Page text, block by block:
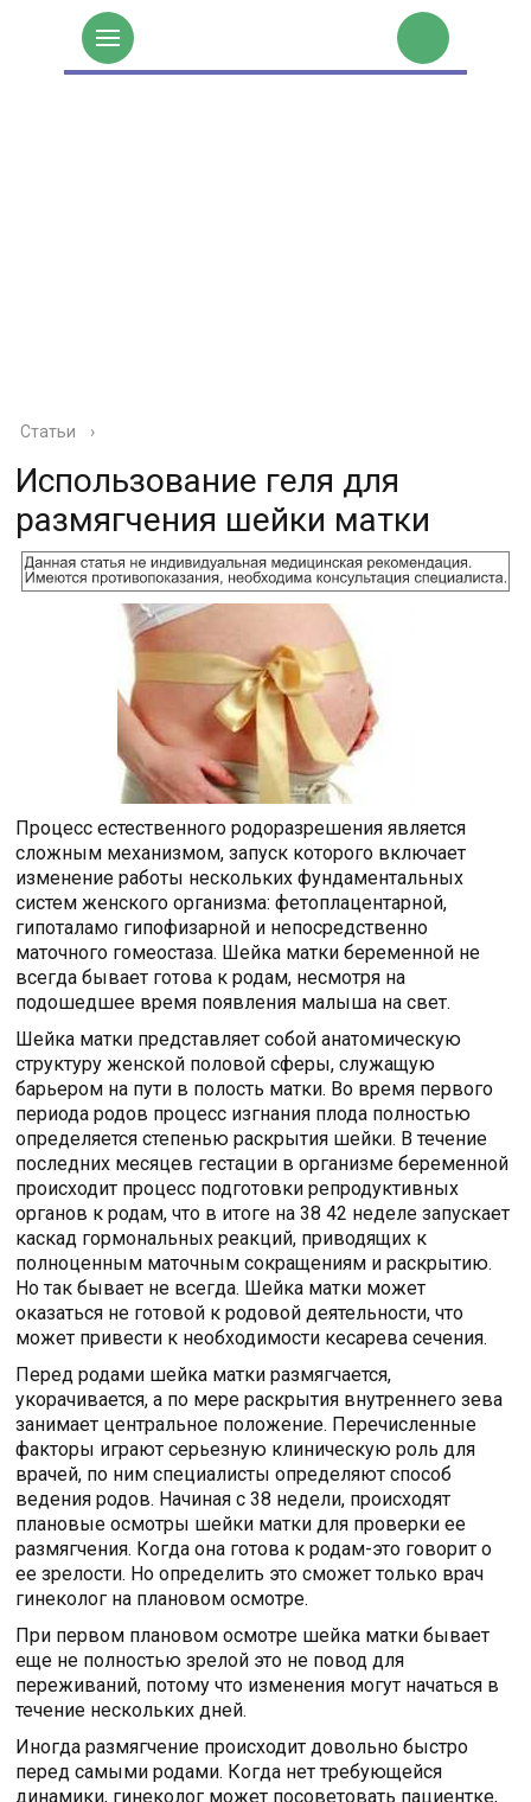
Статьи ›
Использование геля для
размягчения шейки матки
Процесс естественного родоразрешения является
сложным механизмом, запуск которого включает
изменение работы нескольких фундаментальных
систем женского организма: фетоплацентарной,
гипоталамо гипофизарной и непосредственно
маточного гомеостаза. Шейка матки беременной не
всегда бывает готова к родам, несмотря на
подошедшее время появления малыша на свет.
Шейка матки представляет собой анатомическую
структуру женской половой сферы, служащую
барьером на пути в полость матки. Во время первого
периода родов процесс изгнания плода полностью
определяется степенью раскрытия шейки. В течение
последних месяцев гестации в организме беременной
происходит процесс подготовки репродуктивных
органов к родам, что в итоге на 38 42 неделе запускает
каскад гормональных реакций, приводящих к
полноценным маточным сокращениям и раскрытию.
Но так бывает не всегда. Шейка матки может
оказаться не готовой к родовой деятельности, что
может привести к необходимости кесарева сечения.
Перед родами шейка матки размягчается,
укорачивается, а по мере раскрытия внутреннего зева
занимает центральное положение. Перечисленные
факторы играют серьезную клиническую роль для
врачей, по ним специалисты определяют способ
ведения родов. Начиная с 38 недели, происходят
плановые осмотры шейки матки для проверки ее
размягчения. Когда она готова к родам-это говорит о
ее зрелости. Но определить это сможет только врач
гинеколог на плановом осмотре.
При первом плановом осмотре шейка матки бывает
еще не полностью зрелой это не повод для
переживаний, потому что изменения могут начаться в
течение нескольких дней.
Иногда размягчение происходит довольно быстро
перед самыми родами. Когда нет требующейся
динамики, гинеколог может посоветовать пациентке,